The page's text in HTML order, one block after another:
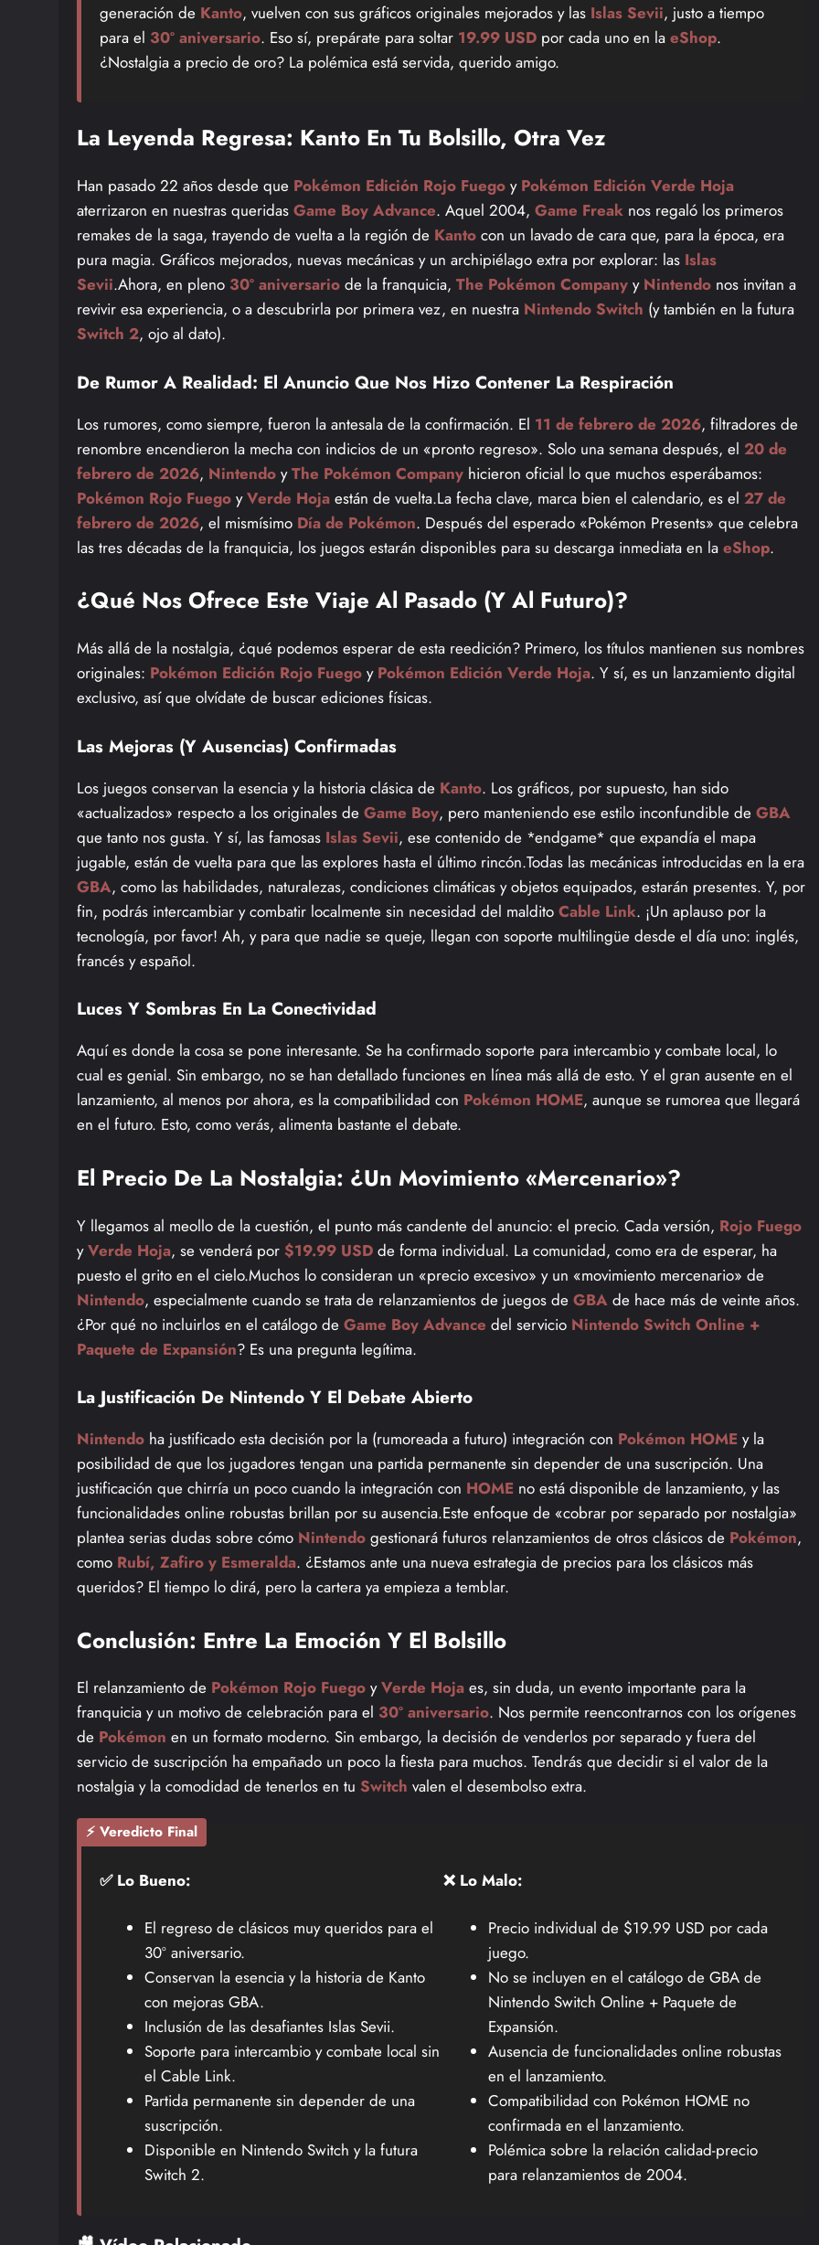
generación de Kanto, vuelven con sus gráficos originales mejorados y las Islas Sevii, justo a tiempo
para el 30º aniversario. Eso sí, prepárate para soltar 19.99 USD por cada uno en la eShop.
¿Nostalgia a precio de oro? La polémica está servida, querido amigo.
La Leyenda Regresa: Kanto En Tu Bolsillo, Otra Vez
Han pasado 22 años desde que Pokémon Edición Rojo Fuego y Pokémon Edición Verde Hoja
aterrizaron en nuestras queridas Game Boy Advance. Aquel 2004, Game Freak nos regaló los primeros
remakes de la saga, trayendo de vuelta a la región de Kanto con un lavado de cara que, para la época, era
pura magia. Gráficos mejorados, nuevas mecánicas y un archipiélago extra por explorar: las Islas
Sevii.Ahora, en pleno 30º aniversario de la franquicia, The Pokémon Company y Nintendo nos invitan a
revivir esa experiencia, o a descubrirla por primera vez, en nuestra Nintendo Switch (y también en la futura
Switch 2, ojo al dato).
De Rumor A Realidad: El Anuncio Que Nos Hizo Contener La Respiración
Los rumores, como siempre, fueron la antesala de la confirmación. El 11 de febrero de 2026, filtradores de
renombre encendieron la mecha con indicios de un «pronto regreso». Solo una semana después, el 20 de
febrero de 2026, Nintendo yThe Pokémon Company hicieron oficial lo que muchos esperábamos:
Pokémon Rojo Fuego yVerde Hoja están de vuelta.La fecha clave, marca bien el calendario, es el 27 de
febrero de 2026, el mismísimo Día de Pokémon. Después del esperado «Pokémon Presents» que celebra
las tres décadas de la franquicia, los juegos estarán disponibles para su descarga inmediata en la eShop.
¿Qué Nos Ofrece Este Viaje Al Pasado (y Al Futuro)?
Más allá de la nostalgia, ¿qué podemos esperar de esta reedición? Primero, los títulos mantienen sus nombres
originales: Pokémon Edición Rojo Fuego y Pokémon Edición Verde Hoja. Y sí, es un lanzamiento digital
exclusivo, así que olvídate de buscar ediciones físicas.
Las Mejoras (y Ausencias) Confirmadas
Los juegos conservan la esencia y la historia clásica de Kanto. Los gráficos, por supuesto, han sido
«actualizados» respecto a los originales de Game Boy, pero manteniendo ese estilo inconfundible de GBA
que tanto nos gusta. Y sí, las famosas Islas Sevii, ese contenido de *endgame* que expandía el mapa
jugable, están de vuelta para que las explores hasta el último rincón.Todas las mecánicas introducidas en la era
GBA, como las habilidades, naturalezas, condiciones climáticas y objetos equipados, estarán presentes. Y, por
fin, podrás intercambiar y combatir localmente sin necesidad del maldito Cable Link. ¡Un aplauso por la
tecnología, por favor! Ah, y para que nadie se queje, llegan con soporte multilingüe desde el día uno: inglés,
francés y español.
Luces Y Sombras En La Conectividad
Aquí es donde la cosa se pone interesante. Se ha confirmado soporte para intercambio y combate local, lo
cual es genial. Sin embargo, no se han detallado funciones en línea más allá de esto. Y el gran ausente en el
lanzamiento, al menos por ahora, es la compatibilidad con Pokémon HOME, aunque se rumorea que llegará
en el futuro. Esto, como verás, alimenta bastante el debate.
El Precio De La Nostalgia: ¿Un Movimiento «Mercenario»?
Y llegamos al meollo de la cuestión, el punto más candente del anuncio: el precio. Cada versión, Rojo Fuego
yVerde Hoja, se venderá por $19.99 USD de forma individual. La comunidad, como era de esperar, ha
puesto el grito en el cielo.Muchos lo consideran un «precio excesivo» y un «movimiento mercenario» de
Nintendo, especialmente cuando se trata de relanzamientos de juegos de GBA de hace más de veinte años.
¿Por qué no incluirlos en el catálogo de Game Boy Advance del servicio Nintendo Switch Online +
Paquete de Expansión? Es una pregunta legítima.
La Justificación De Nintendo Y El Debate Abierto
Nintendo ha justificado esta decisión por la (rumoreada a futuro) integración con Pokémon HOME y la
posibilidad de que los jugadores tengan una partida permanente sin depender de una suscripción. Una
justificación que chirría un poco cuando la integración con HOME no está disponible de lanzamiento, y las
funcionalidades online robustas brillan por su ausencia.Este enfoque de «cobrar por separado por nostalgia»
plantea serias dudas sobre cómo Nintendo gestionará futuros relanzamientos de otros clásicos de Pokémon,
como Rubí, Zafiro y Esmeralda. ¿Estamos ante una nueva estrategia de precios para los clásicos más
queridos? El tiempo lo dirá, pero la cartera ya empieza a temblar.
Conclusión: Entre La Emoción Y El Bolsillo
El relanzamiento de Pokémon Rojo Fuego yVerde Hoja es, sin duda, un evento importante para la
franquicia y un motivo de celebración para el 30º aniversario. Nos permite reencontrarnos con los orígenes
de Pokémon en un formato moderno. Sin embargo, la decisión de venderlos por separado y fuera del
servicio de suscripción ha empañado un poco la fiesta para muchos. Tendrás que decidir si el valor de la
nostalgia y la comodidad de tenerlos en tu Switch valen el desembolso extra.
⚡ Veredicto Final
✅ Lo Bueno:
El regreso de clásicos muy queridos para el
30º aniversario.
Conservan la esencia y la historia de Kanto
con mejoras GBA.
Inclusión de las desafiantes Islas Sevii.
Soporte para intercambio y combate local sin
el Cable Link.
Partida permanente sin depender de una
suscripción.
Disponible en Nintendo Switch y la futura
Switch 2.
❌ Lo Malo:
Precio individual de $19.99 USD por cada
juego.
No se incluyen en el catálogo de GBA de
Nintendo Switch Online + Paquete de
Expansión.
Ausencia de funcionalidades online robustas
en el lanzamiento.
Compatibilidad con Pokémon HOME no
confirmada en el lanzamiento.
Polémica sobre la relación calidad-precio
para relanzamientos de 2004.